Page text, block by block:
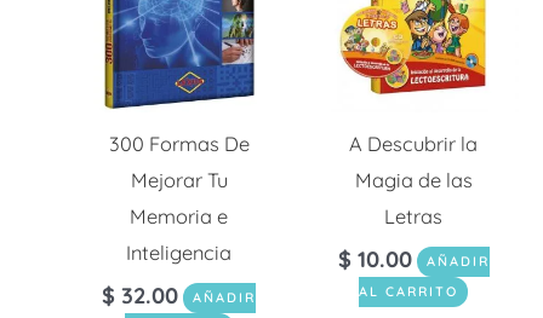
300 Formas De
Mejorar Tu
Memoria e
Inteligencia
$ 32.00
AÑADIR
A Descubrir la
Magia de las
Letras
$ 10.00
AÑADIR
AL CARRITO